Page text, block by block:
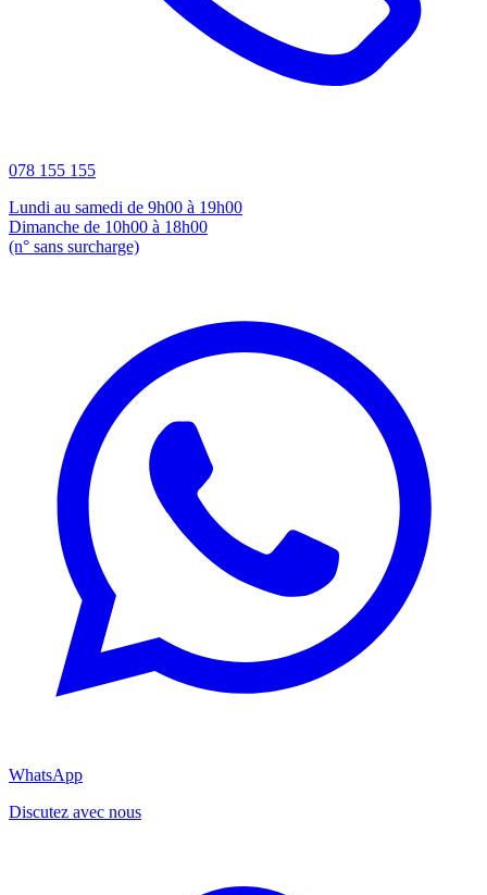
078 155 155
Lundi au samedi de 9h00 à 19h00
Dimanche de 10h00 à 18h00
(n° sans surcharge)
WhatsApp
Discutez avec nous